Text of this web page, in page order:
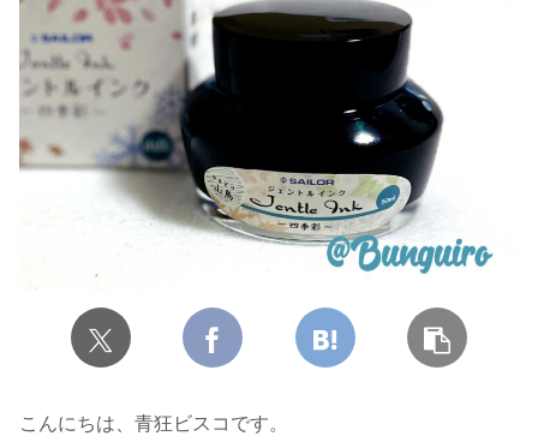
こんにちは、青狂ビスコです。